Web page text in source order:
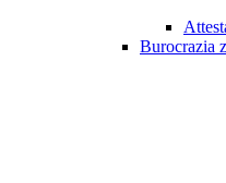
Burocrazia